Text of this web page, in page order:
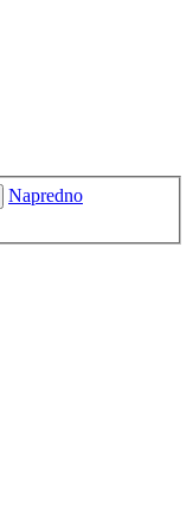
Napredno